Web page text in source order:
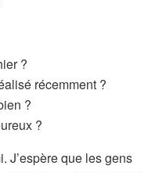
?
récemment ?
?
?
J’espère que les gens